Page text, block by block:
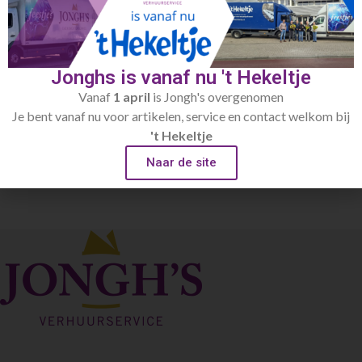
RESET WACHTWOORD
Jonghs is vanaf nu 't Hekeltje
Vanaf 1 april is Jongh's overgenomen
Je bent vanaf nu voor artikelen, service en contact welkom bij
't Hekeltje
Naar de site